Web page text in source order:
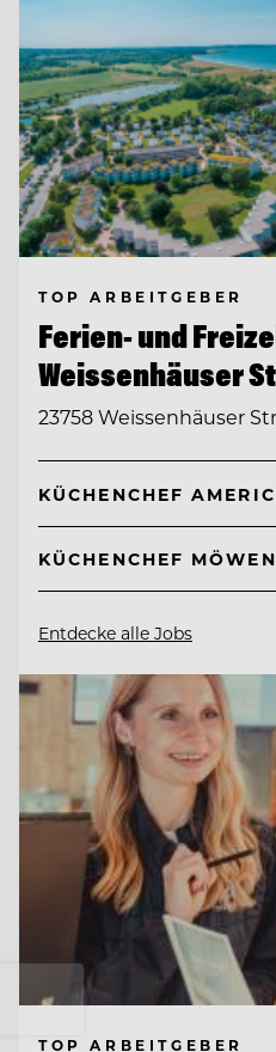
TOP ARBEITGEBER
Ferien- und
Weissenhäuser
23758 Weissenhäuser
KÜCHENCHEF
KÜCHENCHEF
Entdecke alle Jobs
TOP ARBEITGEBER